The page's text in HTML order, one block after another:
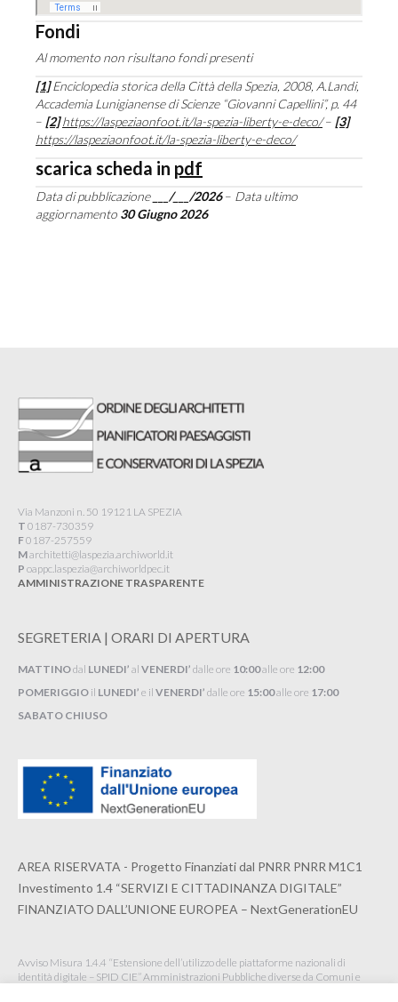
Fondi
Al momento non risultano fondi presenti
[1]Enciclopedia storica della Città della Spezia, 2008, A.Landi,
Accademia Lunigianense di Scienze “Giovanni Capellini”, p. 44
– [2] https://laspeziaonfoot.it/la-spezia-liberty-e-deco/– [3]
https://laspeziaonfoot.it/la-spezia-liberty-e-deco/
scarica scheda in pdf
Data di pubblicazione___/___/2026 – Data ultimo
aggiornamento 30 Giugno 2026
Via Manzoni n. 50 19121 LA SPEZIA
T 0187-730359
F0187-257559
Marchitetti@laspezia.archiworld.it
P oappc.laspezia@archiworldpec.it​
AMMINISTRAZIONE TRASPARENTE
SEGRETERIA | ORARI DI APERTURA
MATTINOdal LUNEDI’ al VENERDI’ dalle ore 10:00alle ore 12:00
POMERIGGIO il LUNEDI’ e il VENERDI’ dalle ore 15:00alle ore 17:00
SABATO CHIUSO
AREA RISERVATA - Progetto Finanziati dal PNRR PNRR M1C1
Investimento 1.4 “SERVIZI E CITTADINANZA DIGITALE”
FINANZIATO DALL’UNIONE EUROPEA – NextGenerationEU
Avviso Misura 1.4.4 “Estensione dell’utilizzo delle piattaforme nazionali di
identità digitale – SPID CIE” Amministrazioni Pubbliche diverse da Comuni e